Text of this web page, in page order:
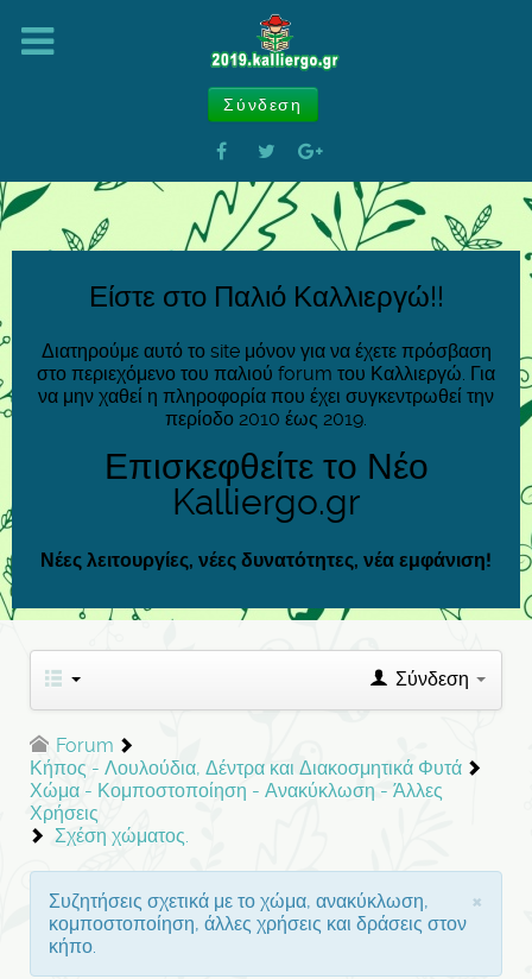
Σύνδεση
Είστε στο Παλιό Καλλιεργώ!!
Διατηρούμε αυτό το site μόνον για να έχετε πρόσβαση
στο περιεχόμενο του παλιού forum του Καλλιεργώ. Για
να μην χαθεί η πληροφορία που έχει συγκεντρωθεί την
περίοδο 2010 έως 2019.
Επισκεφθείτε το Νέο
Kalliergo.gr
Νέες λειτουργίες, νέες δυνατότητες, νέα εμφάνιση!
Σύνδεση
Forum
Κήπος - Λουλούδια, Δέντρα και Διακοσμητικά Φυτά
Χώμα - Κομποστοποίηση - Ανακύκλωση - Άλλες
Χρήσεις
Σχέση χώματος.
×
Συζητήσεις σχετικά με το χώμα, ανακύκλωση,
κομποστοποίηση, άλλες χρήσεις και δράσεις στον
κήπο.